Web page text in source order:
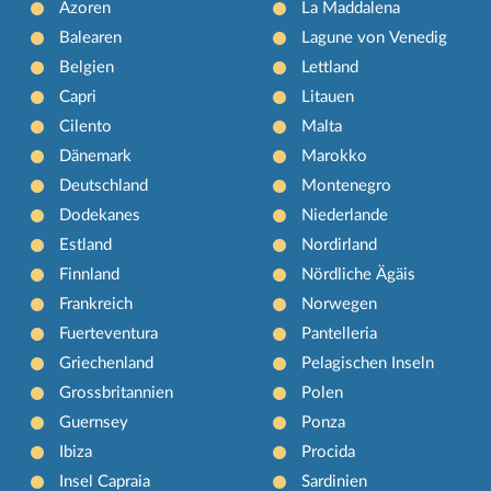
Azoren
Balearen
Belgien
Capri
Cilento
Dänemark
Deutschland
Dodekanes
Estland
Finnland
Frankreich
Fuerteventura
Griechenland
Grossbritannien
Guernsey
Ibiza
Insel Capraia
La Maddalena
Lagune von Venedig
Lettland
Litauen
Malta
Marokko
Montenegro
Niederlande
Nordirland
Nördliche Ägäis
Norwegen
Pantelleria
Pelagischen Inseln
Polen
Ponza
Procida
Sardinien